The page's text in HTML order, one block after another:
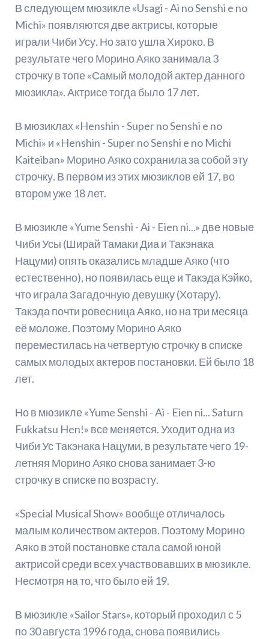
В следующем мюзикле «Usagi - Ai no Senshi e no
Michi» появляются две актрисы, которые
играли Чиби Усу. Но зато ушла Хироко. В
результате чего Морино Аяко занимала 3
строчку в топе «Самый молодой актер данного
мюзикла». Актрисе тогда было 17 лет.
В мюзиклах «Henshin - Super no Senshi e no
Michi» и «Henshin - Super no Senshi e no Michi
Kaiteiban» Морино Аяко сохранила за собой эту
строчку. В первом из этих мюзиклов ей 17, во
втором уже 18 лет.
В мюзикле «Yume Senshi - Ai - Eien ni...» две новые
Чиби Усы (Ширай Тамаки Диа и Такэнака
Нацуми) опять оказались младше Аяко (что
естественно), но появилась еще и Такэда Кэйко,
что играла Загадочную девушку (Хотару).
Такэда почти ровесница Аяко, но на три месяца
её моложе. Поэтому Морино Аяко
переместилась на четвертую строчку в списке
самых молодых актеров постановки. Ей было 18
лет.
Но в мюзикле «Yume Senshi - Ai - Eien ni... Saturn
Fukkatsu Hen!» все меняется. Уходит одна из
Чиби Ус Такэнака Нацуми, в результате чего 19-
летняя Морино Аяко снова занимает 3-ю
строчку в списке по возрасту.
«Special Musical Show» вообще отличалось
малым количеством актеров. Поэтому Морино
Аяко в этой постановке стала самой юной
актрисой среди всех участвовавших в мюзикле.
Несмотря на то, что было ей 19.
В мюзикле «Sailor Stars», который проходил с 5
по 30 августа 1996 года, снова появились